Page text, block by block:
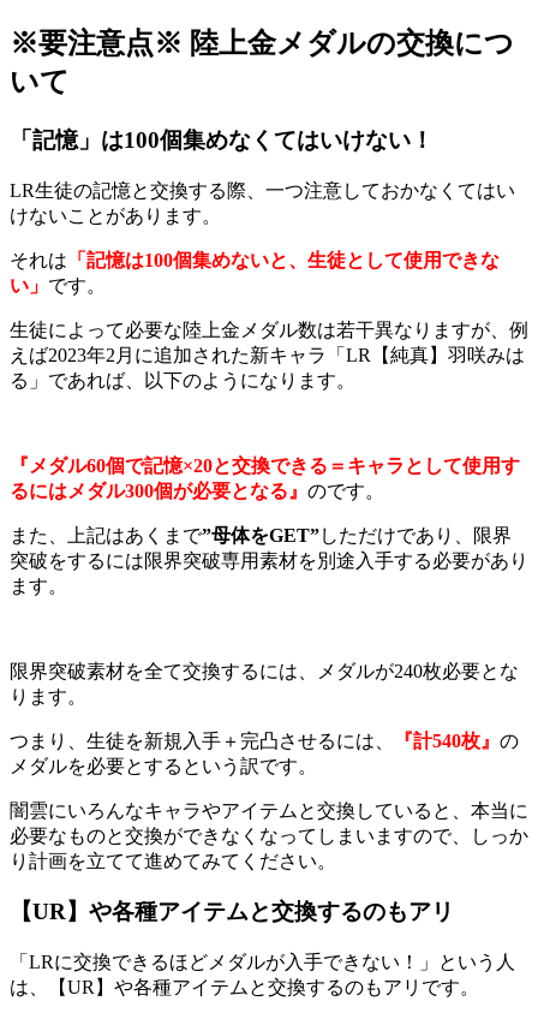
※要注意点※ 陸上金メダルの交換につ
いて
「記憶」は100個集めなくてはいけない！
LR生徒の記憶と交換する際、一つ注意しておかなくてはい
けないことがあります。
それは 「記憶は100個集めないと、生徒として使用できな
い」 です。
生徒によって必要な陸上金メダル数は若干異なりますが、例
えば2023年2月に追加された新キャラ「LR【純真】羽咲みは
る」であれば、以下のようになります。
『メダル60個で記憶×20と交換できる＝キャラとして使用す
るにはメダル300個が必要となる』 のです。
また、上記はあくまで”母体をGET”しただけであり、限界
突破をするには限界突破専用素材を別途入手する必要があり
ます。
限界突破素材を全て交換するには、メダルが240枚必要とな
ります。
つまり、生徒を新規入手＋完凸させるには、 『計540枚』 の
メダルを必要とするという訳です。
闇雲にいろんなキャラやアイテムと交換していると、本当に
必要なものと交換ができなくなってしまいますので、しっか
り計画を立てて進めてみてください。
【UR】や各種アイテムと交換するのもアリ
「LRに交換できるほどメダルが入手できない！」という人
は、【UR】や各種アイテムと交換するのもアリです。